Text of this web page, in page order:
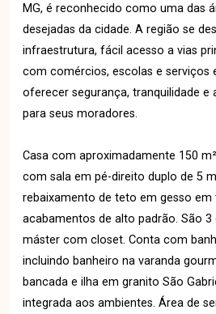
MG, é reconhecido como uma das
desejadas da cidade. A região se
infraestrutura, fácil acesso a vias
com comércios, escolas e serviços
oferecer segurança, tranquilidade e
para seus moradores.
Casa com aproximadamente 150
com sala em pé-direito duplo de 5
rebaixamento de teto em gesso em
acabamentos de alto padrão. São 3
máster com closet. Conta com
incluindo banheiro na varanda
bancada e ilha em granito São
integrada aos ambientes. Área de